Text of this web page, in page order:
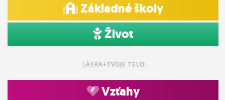
Základné školy
Život
LÁSKA+TVOJE TELO:
Vzťahy